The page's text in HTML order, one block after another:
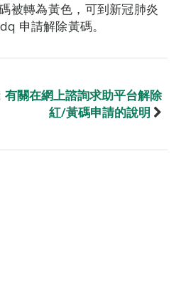
被轉為黃色，可到新冠肺炎
申請解除黃碼。
有關在網上諮詢求助平台解除
紅/黃碼申請的說明